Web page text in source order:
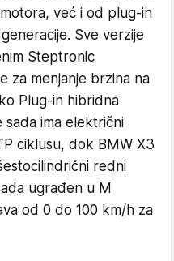
već i od plug-in
Sve verzije
Steptronic
za menjanje brzina na
Plug-in hibridna
sada ima električni
ciklusu, dok BMW X3
redni
ugrađen u M
od 0 do 100 km/h za